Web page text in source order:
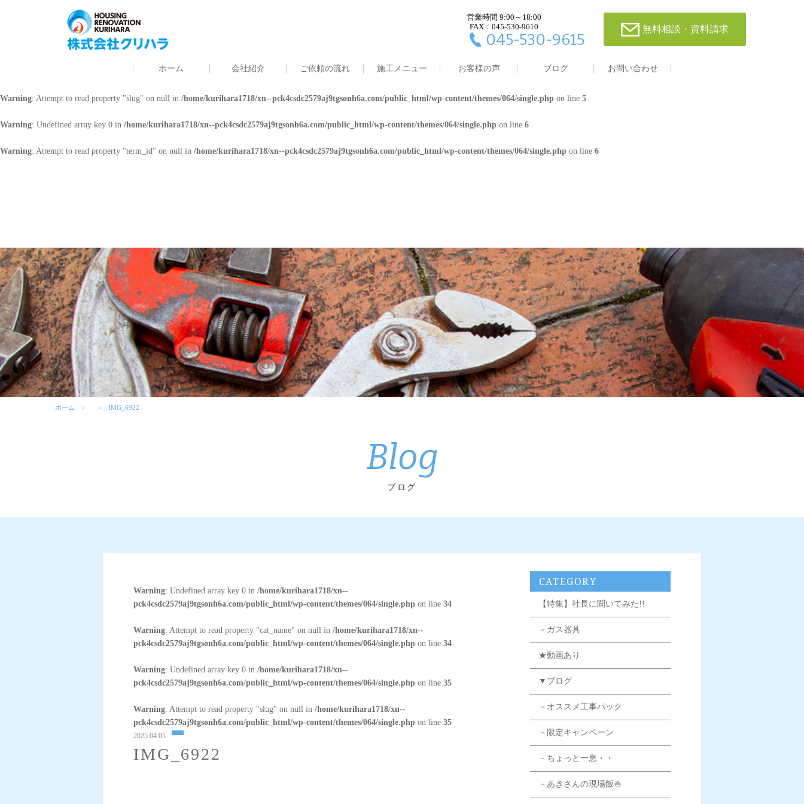
営業時間 9:00～18:00
FAX：045-530-9610
045-530-9615
無料相談・資料請求
ホーム 会社紹介 ご依頼の流れ 施工メニュー お客様の声 ブログ お問い合わせ
: Undefined array key 0 in/home/kurihara1718/xn--pck4csdc2579aj9tgsonh6a.com/public_html/wp-content/themes/064/single.phpon line4
: Attempt to read property "cat_name" on null in /home/kurihara1718/xn--pck4csdc2579aj9tgsonh6a.com/public_html/wp-content/themes/064/single.phpon line 4
/home/kurihara1718/xn--pck4csdc2579aj9tgsonh6a.com/public_html/wp-content/themes/064/single.phpon line
Warning: Attempt to read property "slug" on null in /home/kurihara1718/xn--pck4csdc2579aj9tgsonh6a.com/public_html/wp-content/themes/064/single.php on line 5
Warning: Undefined array key 0 in /home/kurihara1718/xn--pck4csdc2579aj9tgsonh6a.com/public_html/wp-content/themes/064/single.php on line 6
Warning: Attempt to read property "term_id" on null in /home/kurihara1718/xn--pck4csdc2579aj9tgsonh6a.com/public_html/wp-content/themes/064/single.php on line 6
ホーム IMG_6922
Blog
ブログ
Warning: Undefined array key 0 in/home/kurihara1718/xn--
pck4csdc2579aj9tgsonh6a.com/public_html/wp-content/themes/064/single.php on line34
Warning: Attempt to read property "cat_name" on null in/home/kurihara1718/xn--
pck4csdc2579aj9tgsonh6a.com/public_html/wp-content/themes/064/single.php on line34
Warning: Undefined array key 0 in/home/kurihara1718/xn--
pck4csdc2579aj9tgsonh6a.com/public_html/wp-content/themes/064/single.php on line35
Warning: Attempt to read property "slug" on null in/home/kurihara1718/xn--
pck4csdc2579aj9tgsonh6a.com/public_html/wp-content/themes/064/single.php on line35
2025.04.05
IMG_6922
CATEGORY
【特集】社長に聞いてみた!!
－ガス器具
★動画あり
▼ブログ
－オススメ工事パック
－限定キャンペーン
－ちょっと一息・・
－あきさんの現場飯🍚